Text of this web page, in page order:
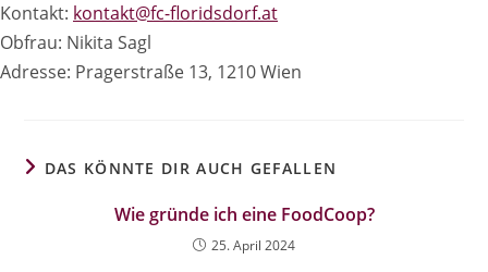
Kontakt: kontakt@fc-floridsdorf.at
Obfrau: Nikita Sagl
Adresse: Pragerstraße 13, 1210 Wien
DAS KÖNNTE DIR AUCH GEFALLEN
Wie gründe ich eine FoodCoop?
25. April 2024